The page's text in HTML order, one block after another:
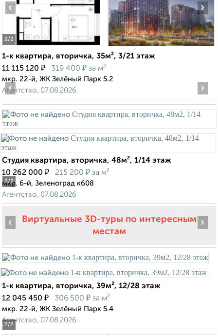
2/2
‹ ›
1-к квартира, вторичка, 35м², 3/21 этаж
11 115 120 ₽ 319 400 ₽ за м²
мкр. 22-й, ЖК Зелёный Парк 5.2
Агентство, 07.08.2026
2/2
‹ ›
Студия квартира, вторичка, 48м², 1/14 этаж
10 262 000 ₽ 215 200 ₽ за м²
мкр. 6-й, Зеленоград к608
Агентство, 07.08.2026
Виртуальные 3D-туры по интересным
местам
2/2
‹ ›
1-к квартира, вторичка, 39м², 12/28 этаж
12 045 450 ₽ 306 500 ₽ за м²
мкр. 22-й, ЖК Зелёный Парк 5.4
Агентство, 07.08.2026